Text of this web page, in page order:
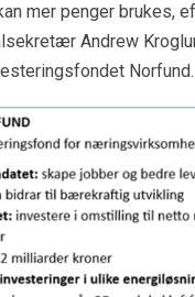
mer penger brukes,
Andrew
Norfund.